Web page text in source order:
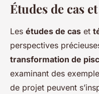
Études de cas
Les études de cas et
perspectives
transformation de
examinant des
de projet peuvent